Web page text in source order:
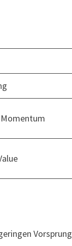
Momentum
Vorsprung